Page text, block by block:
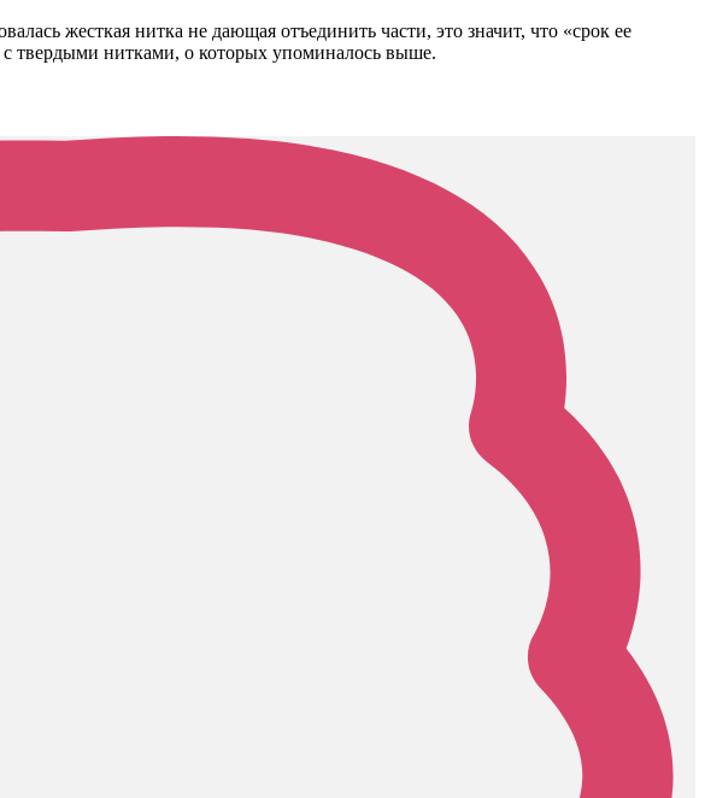
жесткая нитка не дающая отъединить части, это значит, что «срок ее
твердыми нитками, о которых упоминалось выше.